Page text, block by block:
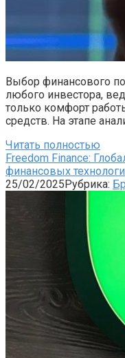
Выбор финансового
любого инвестора,
только комфорт
средств. На этапе
Читать полностью
Freedom Finance:
финансовых
25/02/2025Рубрика: